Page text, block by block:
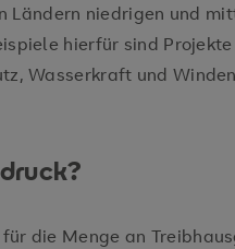
niedrigen und
hierfür sind
Wasserkraft und
die Menge an